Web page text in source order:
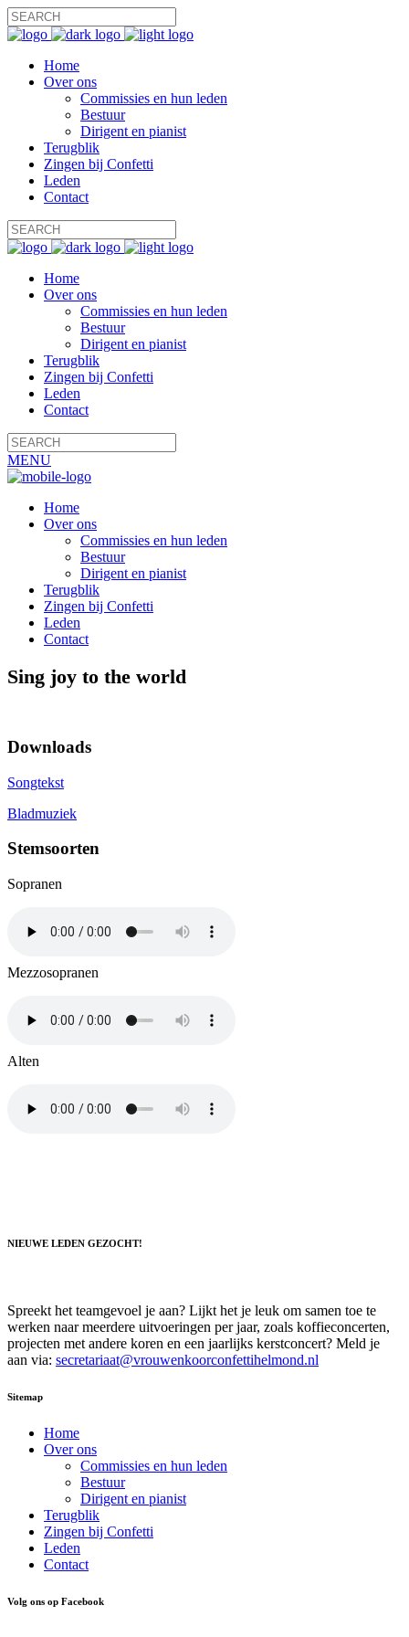
Home
Over ons
Commissies en hun leden
Bestuur
Dirigent en pianist
Terugblik
Zingen bij Confetti
Leden
Contact
Home
Over ons
Commissies en hun leden
Bestuur
Dirigent en pianist
Terugblik
Zingen bij Confetti
Leden
Contact
MENU
Home
Over ons
Commissies en hun leden
Bestuur
Dirigent en pianist
Terugblik
Zingen bij Confetti
Leden
Contact
Sing joy to the world
Downloads
Songtekst
Bladmuziek
Stemsoorten
Sopranen
Mezzosopranen
Alten
NIEUWE LEDEN GEZOCHT!
Spreekt het teamgevoel je aan? Lijkt het je leuk om samen toe te
werken naar meerdere uitvoeringen per jaar, zoals koffieconcerten,
projecten met andere koren en een jaarlijks kerstconcert? Meld je
aan via: secretariaat@vrouwenkoorconfettihelmond.nl
Sitemap
Home
Over ons
Commissies en hun leden
Bestuur
Dirigent en pianist
Terugblik
Zingen bij Confetti
Leden
Contact
Volg ons op Facebook